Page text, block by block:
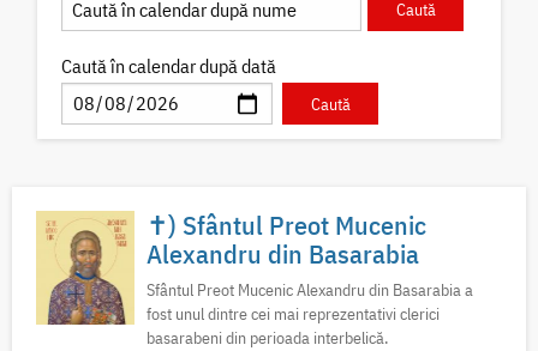
Caută în calendar după dată
✝) Sfântul Preot Mucenic
Alexandru din Basarabia
Sfântul Preot Mucenic Alexandru din Basarabia a
fost unul dintre cei mai reprezentativi clerici
basarabeni din perioada interbelică.